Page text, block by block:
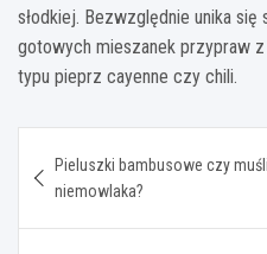
słodkiej. Bezwzględnie unika się
gotowych mieszanek przypraw
typu pieprz cayenne czy chili.
wpisu
Pieluszki bambusowe czy
niemowlaka?